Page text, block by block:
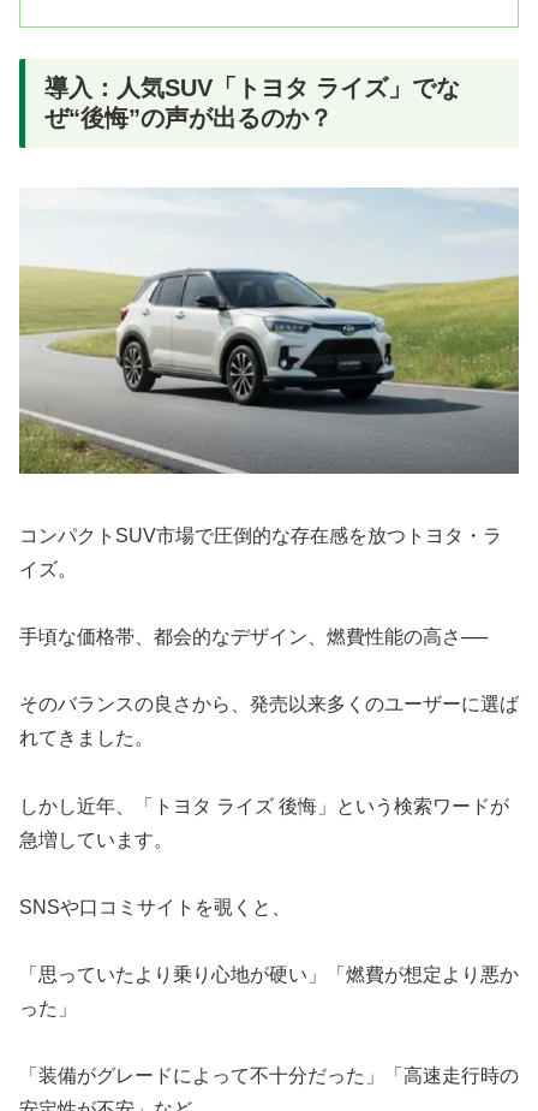
導入：人気SUV「トヨタ ライズ」でな
ぜ“後悔”の声が出るのか？
コンパクトSUV市場で圧倒的な存在感を放つトヨタ・ラ
イズ。
手頃な価格帯、都会的なデザイン、燃費性能の高さ──
そのバランスの良さから、発売以来多くのユーザーに選ば
れてきました。
しかし近年、「トヨタ ライズ 後悔」という検索ワードが
急増しています。
SNSや口コミサイトを覗くと、
「思っていたより乗り心地が硬い」「燃費が想定より悪か
った」
「装備がグレードによって不十分だった」「高速走行時の